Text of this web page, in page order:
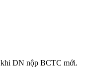
DN nộp BCTC mới.